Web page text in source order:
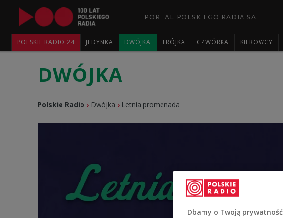
PORTAL POLSKIEGO RADIA SA
POLSKIE RADIO 24 JEDYNKA DWÓJKA TRÓJKA CZWÓRKA KIEROWCY
DWÓJKA
Polskie Radio Dwójka Letnia promenada
Dbamy o Twoją prywatność